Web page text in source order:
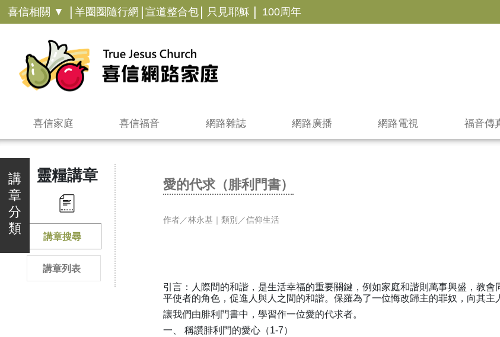
喜信相關 ▼ | 羊圈圈隨行網 | 宣道整合包 | 只見耶穌 | 100周年
喜信家庭 喜信福音 網路雜誌 網路廣播 網路電視 福音傳
講
章
分
類
靈糧講章
講章搜尋
講章列表
愛的代求（腓利門書）
作者／林永基｜類別／信仰生活
引言：人際間的和諧，是生活幸福的重要關鍵，例如家庭和諧則萬事興盛，教
平使者的角色，促進人與人之間的和諧。保羅為了一位悔改歸主的罪奴，向其主
讓我們由腓利門書中，學習作一位愛的代求者。
一、 稱讚腓利門的愛心（1-7）